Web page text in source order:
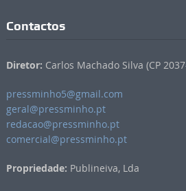
Contactos
Diretor: Carlos Machado Silva (CP
pressminho5@gmail.com
geral@pressminho.pt
redacao@pressminho.pt
comercial@pressminho.pt
Propriedade: Publineiva, Lda